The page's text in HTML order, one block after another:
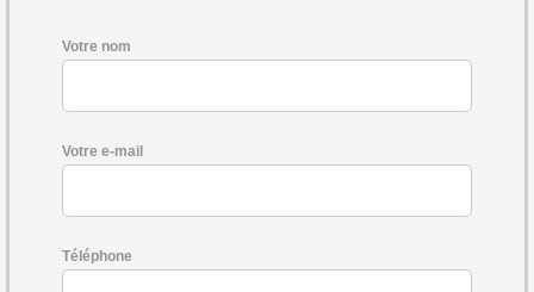
Votre nom
Votre e-mail
Téléphone